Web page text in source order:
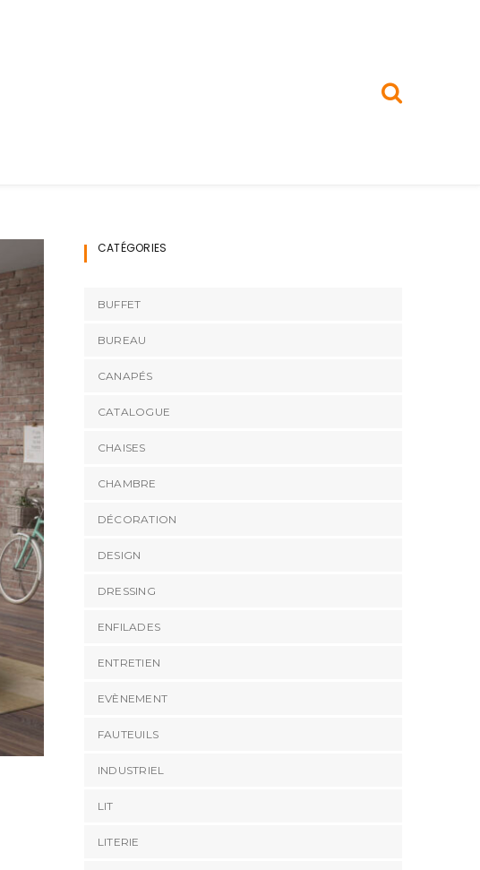
CATÉGORIES
BUFFET
BUREAU
CANAPÉS
CATALOGUE
CHAISES
CHAMBRE
DÉCORATION
DESIGN
DRESSING
ENFILADES
ENTRETIEN
EVÈNEMENT
FAUTEUILS
INDUSTRIEL
LIT
LITERIE